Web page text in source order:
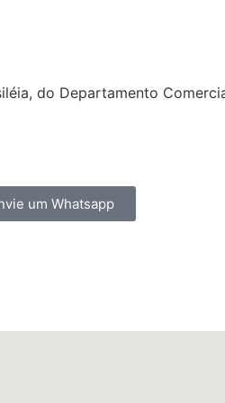
do Departamento
um Whatsapp